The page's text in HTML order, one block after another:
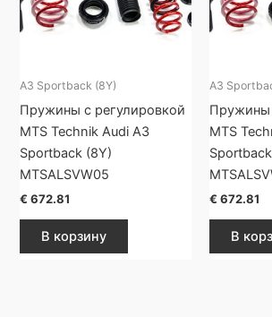
A3 Sportback (8Y)
Пружины с регулировкой
MTS Technik Audi A3
Sportback (8Y)
MTSALSVW05
€ 672.81
В корзину
A3
Пружины
MTS
€ 672.81
В